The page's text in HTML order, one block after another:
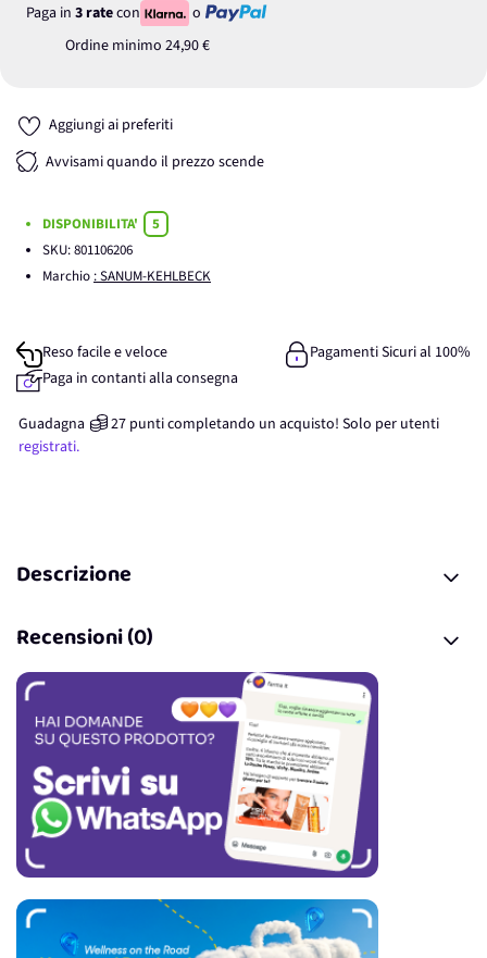
Paga in 3 ratecon
o
Ordine minimo 24,90 €
Aggiungi ai preferiti
Avvisami quando il prezzo scende
DISPONIBILITA'
5
SKU:801106206
Marchio : SANUM-KEHLBECK
Reso facile e veloce
Pagamenti Sicuri al 100%
Paga in contanti alla consegna
Guadagna 27 punticompletando un acquisto! Solo per utenti
registrati.
Descrizione
Recensioni (0)